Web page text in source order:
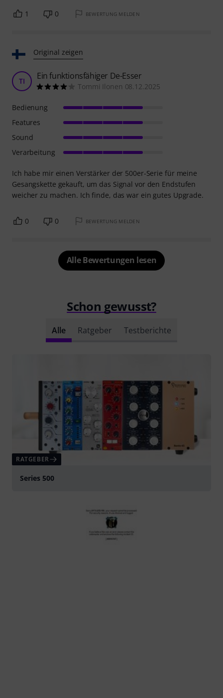
1 0 BEWERTUNG MELDEN
Original zeigen
TI Ein funktionsfähiger De-Esser
Tommi Ilonen 08.12.2025
Ich habe mir einen Verstärker der 500er-Serie für meine
Gesangskette gekauft, um das Signal vor den Endstufen
weicher zu machen. Ich finde, das war ein gutes Upgrade.
Bedienung
Features
Sound
Verarbeitung
0 0 BEWERTUNG MELDEN
Alle Bewertungen lesen
Schon gewusst?
Alle Ratgeber Testberichte
RATGEBER
Series 500